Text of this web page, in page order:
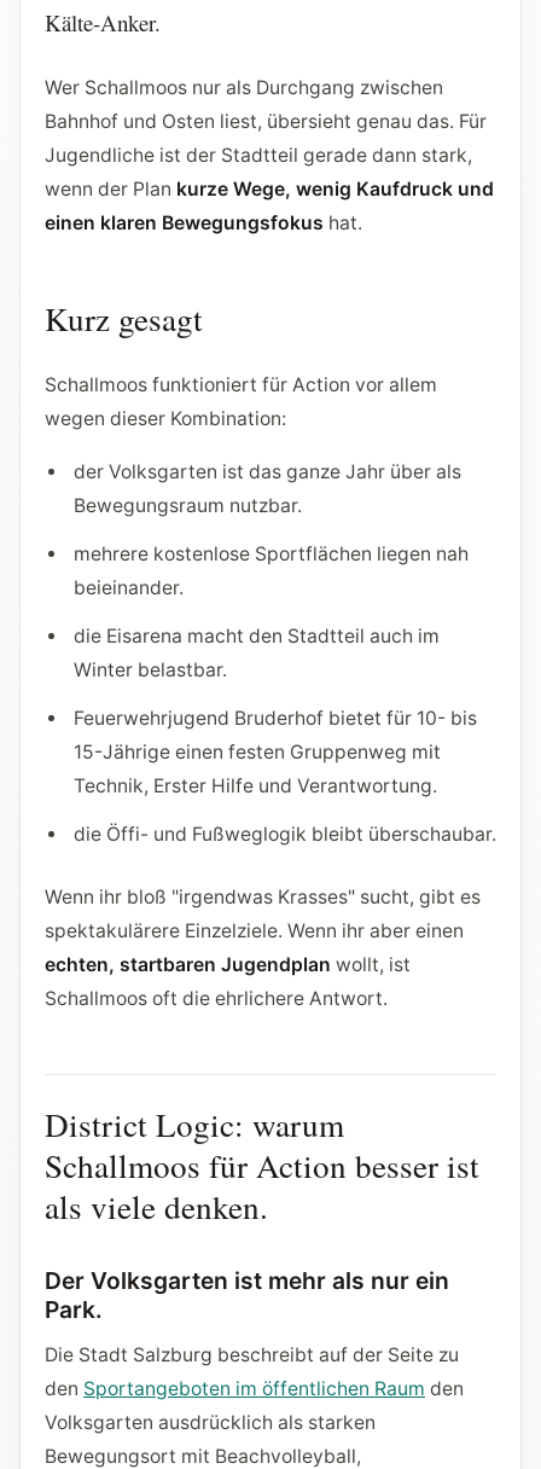
Kälte-Anker.
Wer Schallmoos nur als Durchgang zwischen
Bahnhof und Osten liest, übersieht genau das. Für
Jugendliche ist der Stadtteil gerade dann stark,
wenn der Plan kurze Wege, wenig Kaufdruck und
einen klaren Bewegungsfokus hat.
Kurz gesagt
Schallmoos funktioniert für Action vor allem
wegen dieser Kombination:
der Volksgarten ist das ganze Jahr über als
Bewegungsraum nutzbar.
mehrere kostenlose Sportflächen liegen nah
beieinander.
die Eisarena macht den Stadtteil auch im
Winter belastbar.
Feuerwehrjugend Bruderhof bietet für 10- bis
15-Jährige einen festen Gruppenweg mit
Technik, Erster Hilfe und Verantwortung.
die Öffi- und Fußweglogik bleibt überschaubar.
Wenn ihr bloß "irgendwas Krasses" sucht, gibt es
spektakulärere Einzelziele. Wenn ihr aber einen
echten, startbaren Jugendplan wollt, ist
Schallmoos oft die ehrlichere Antwort.
District Logic: warum
Schallmoos für Action besser ist
als viele denken.
Der Volksgarten ist mehr als nur ein
Park.
Die Stadt Salzburg beschreibt auf der Seite zu
den Sportangeboten im öffentlichen Raum den
Volksgarten ausdrücklich als starken
Bewegungsort mit Beachvolleyball,